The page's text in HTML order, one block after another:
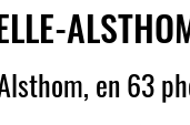
en 63